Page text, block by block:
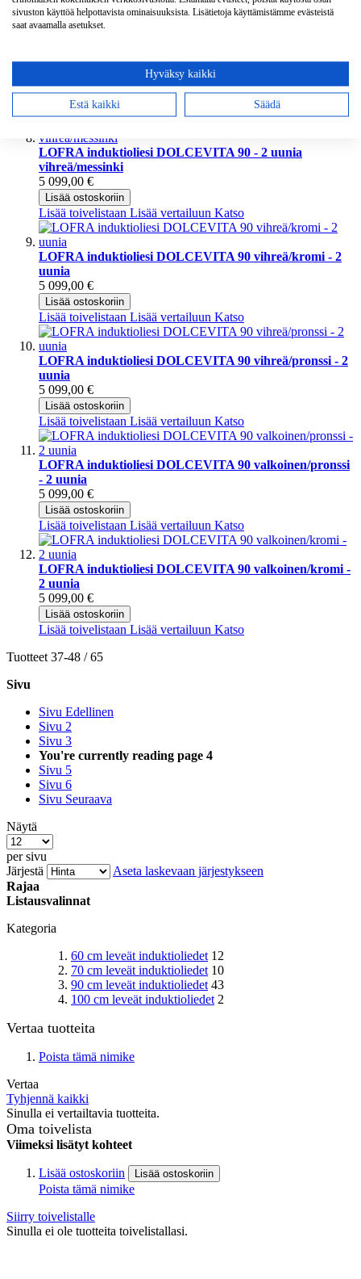
Lisää ostoskoriin
LOFRA VENEZIA 90 cm induktioliesi kahdella uunilla
Lisää ostoskoriin
Lisää toivelistaan
LOFRA induktioliesi DOLCEVITA 90 - 2 uunia
vihreä/messinki
5 099,00 €
Lisää ostoskoriin
Lisää toivelistaan Lisää vertailuun Katso
LOFRA induktioliesi DOLCEVITA 90 vihreä/kromi - 2
uunia
5 099,00 €
Lisää ostoskoriin
Lisää toivelistaan Lisää vertailuun Katso
LOFRA induktioliesi DOLCEVITA 90 vihreä/pronssi - 2
uunia
5 099,00 €
Lisää ostoskoriin
Lisää toivelistaan Lisää vertailuun Katso
LOFRA induktioliesi DOLCEVITA 90 valkoinen/pronssi
- 2 uunia
5 099,00 €
Lisää ostoskoriin
Lisää toivelistaan Lisää vertailuun Katso
LOFRA induktioliesi DOLCEVITA 90 valkoinen/kromi -
2 uunia
5 099,00 €
Lisää ostoskoriin
Lisää toivelistaan Lisää vertailuun Katso
Tuotteet 37-48 /65
Sivu
Sivu Edellinen
Sivu 2
Sivu 3
You're currently reading page 4
Sivu 5
Sivu 6
Sivu Seuraava
Näytä
per sivu
Järjestä
Aseta laskevaan järjestykseen
Rajaa
Listausvalinnat
Kategoria
60 cm leveät induktioliedet 12
70 cm leveät induktioliedet 10
90 cm leveät induktioliedet 43
100 cm leveät induktioliedet 2
Vertaa tuotteita
Poista tämä nimike
Vertaa
Tyhjennä kaikki
Sinulla ei vertailtavia tuotteita.
Oma toivelista
Viimeksi lisätyt kohteet
Lisää ostoskoriin Lisää ostoskoriin
Poista tämä nimike
Siirry toivelistalle
Sinulla ei ole tuotteita toivelistallasi.
sivuston käyttöä helpottavista ominaisuuksista. Lisätietoja käyttämistämme evästeistä
saat avaamalla asetukset.
Hyväksy kaikki
Estä kaikki Säädä